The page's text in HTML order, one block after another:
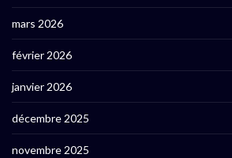
mars 2026
février 2026
janvier 2026
décembre 2025
novembre 2025